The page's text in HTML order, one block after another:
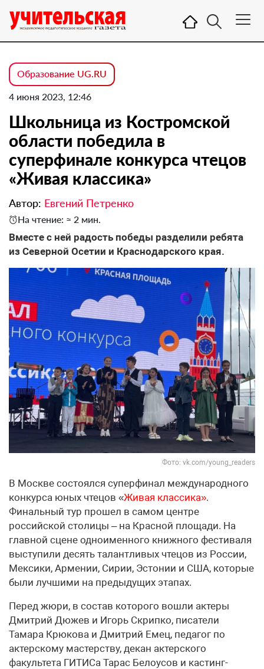
Образование UG.RU
4 июня 2023, 12:46
Школьница из Костромской
области победила в
суперфинале конкурса чтецов
«Живая классика»
Автор: Евгений Петренко
На чтение: ≈ 2 мин.
Вместе с ней радость победы разделили ребята
из Северной Осетии и Краснодарского края.
Фото: vk.com/young_readers
В Москве состоялся суперфинал международного
конкурса юных чтецов «Живая классика».
Финальный тур прошел в самом центре
российской столицы – на Красной площади. На
главной сцене одноименного книжного фестиваля
выступили десять талантливых чтецов из России,
Мексики, Армении, Сирии, Эстонии и США, которые
были лучшими на предыдущих этапах.
Перед жюри, в состав которого вошли актеры
Дмитрий Дюжев и Игорь Скрипко, писатели
Тамара Крюкова и Дмитрий Емец, педагог по
актерскому мастерству, декан актерского
факультета ГИТИСа Тарас Белоусов и кастинг-